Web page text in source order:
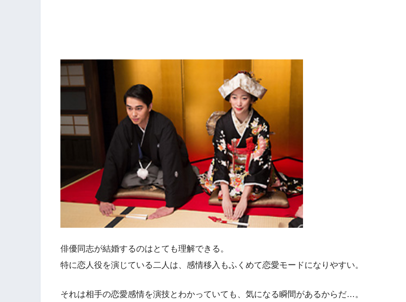
俳優同志が結婚するのはとても理解できる。
特に恋人役を演じている二人は、感情移入もふくめて恋愛モードになりやすい。
それは相手の恋愛感情を演技とわかっていても、気になる瞬間があるからだ…。